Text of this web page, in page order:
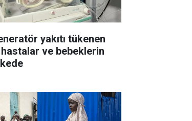
yakıtı tükenen
ve bebeklerin